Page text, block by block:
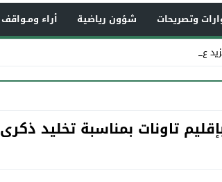
وتصريحات شؤون رياضية أراء ومـواقف
ذمة _
تاونات بمناسبة تخليد ذكرى